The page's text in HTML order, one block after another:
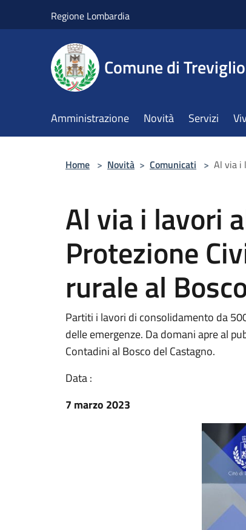
Regione Lombardia
Comune di Treviglio
Amministrazione Novità Servizi
Home > Novità > Comunicati > Al via i
Al via i lavori
Protezione
rurale al
Partiti i lavori di consolidamento da
delle emergenze. Da domani apre al
Contadini al Bosco del Castagno.
Data :
7 marzo 2023